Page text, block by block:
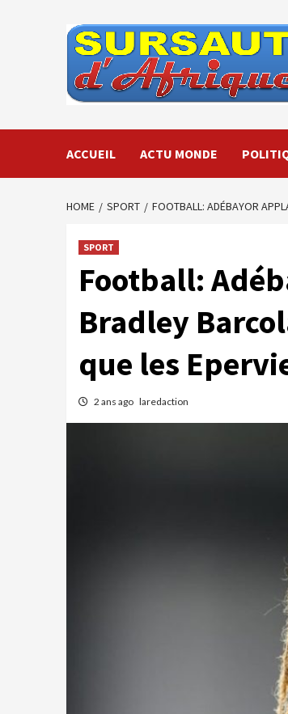
ACCUEIL ACTU MONDE
HOME SPORT FOOTBALL: ADÉBAYOR
SPORT
Football:
Bradley
que les
2 ans ago laredaction